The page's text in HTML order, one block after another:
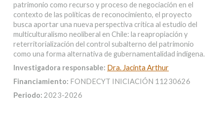
patrimonio como recurso y proceso de negociación en el
contexto de las políticas de reconocimiento, el proyecto
busca aportar una nueva perspectiva crítica al estudio del
multiculturalismo neoliberal en Chile: la reapropiación y
reterritorialización del control subalterno del patrimonio
como una forma alternativa de gubernamentalidad indígena.
Investigadora responsable: Dra. Jacinta Arthur
Financiamiento: FONDECYT INICIACIÓN 11230626
Periodo: 2023-2026